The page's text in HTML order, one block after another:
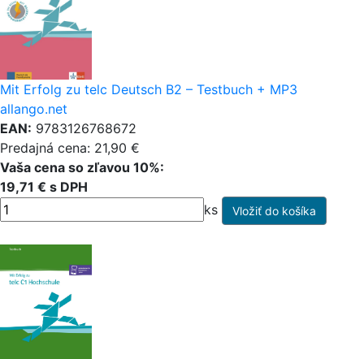
Mit Erfolg zu telc Deutsch B2 – Testbuch + MP3
allango.net
EAN: 9783126768672
Predajná cena: 21,90 €
Vaša cena so zľavou 10%:
19,71 € s DPH
ks